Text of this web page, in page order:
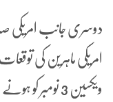
دوسری جانب امریکی
امریکی ماہرین کی
ویکسین 3